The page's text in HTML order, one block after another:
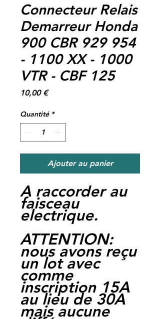
Connecteur Relais
Demarreur Honda
900 CBR 929 954
- 1100 XX - 1000
VTR - CBF 125
10,00 €Prix
Quantité *
Ajouter au panier
A raccorder au
faisceau
electrique.
ATTENTION:
nous avons reçu
un lot avec
comme
inscription 15A
au lieu de 30A
mais aucune